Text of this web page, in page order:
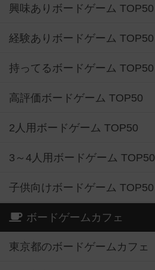
興味ありボードゲーム TOP50
経験ありボードゲーム TOP50
持ってるボードゲーム TOP50
高評価ボードゲーム TOP50
2人用ボードゲーム TOP50
3～4人用ボードゲーム TOP50
子供向けボードゲーム TOP50
ボードゲームカフェ
東京都のボードゲームカフェ